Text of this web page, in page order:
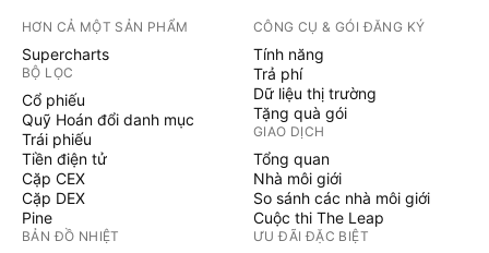
HƠN CẢ MỘT SẢN PHẨM
Supercharts
BỘ LỌC
Cổ phiếu
Quỹ Hoán đổi danh mục
Trái phiếu
Tiền điện tử
Cặp CEX
Cặp DEX
Pine
BẢN ĐỒ NHIỆT
CÔNG CỤ & GÓI ĐĂNG KÝ
Tính năng
Trả phí
Dữ liệu thị trường
Tặng quà gói
GIAO DỊCH
Tổng quan
Nhà môi giới
So sánh các nhà môi giới
Cuộc thi The Leap
ƯU ĐÃI ĐẶC BIỆT